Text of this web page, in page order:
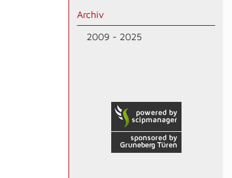
Archiv
2009 - 2025